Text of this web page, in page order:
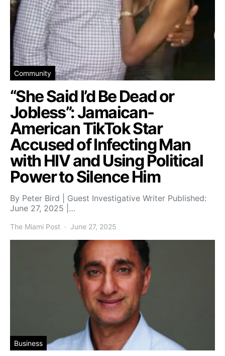
Community
“She Said I’d Be Dead or
Jobless”: Jamaican-
American TikTok Star
Accused of Infecting Man
with HIV and Using Political
Power to Silence Him
By Peter Bird | Guest Investigative Writer Published:
June 27, 2025 |…
The Miami Post June 27, 2025
Business